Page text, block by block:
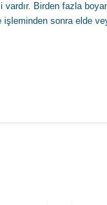
Birden fazla
sonra elde